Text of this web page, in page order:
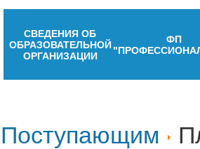
СВЕДЕНИЯ ОБ
ОБРАЗОВАТЕЛЬНОЙ
ОРГАНИЗАЦИИ
ФП
Поступающим